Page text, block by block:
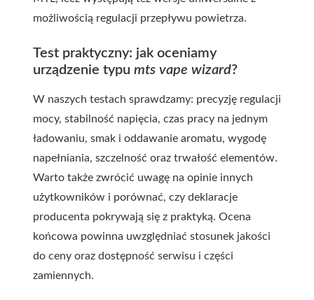
możliwością regulacji przepływu powietrza.
Test praktyczny: jak oceniamy
urządzenie typu mts vape wizard?
W naszych testach sprawdzamy: precyzję regulacji
mocy, stabilność napięcia, czas pracy na jednym
ładowaniu, smak i oddawanie aromatu, wygodę
napełniania, szczelność oraz trwałość elementów.
Warto także zwrócić uwagę na opinie innych
użytkowników i porównać, czy deklaracje
producenta pokrywają się z praktyką. Ocena
końcowa powinna uwzględniać stosunek jakości
do ceny oraz dostępność serwisu i części
zamiennych.